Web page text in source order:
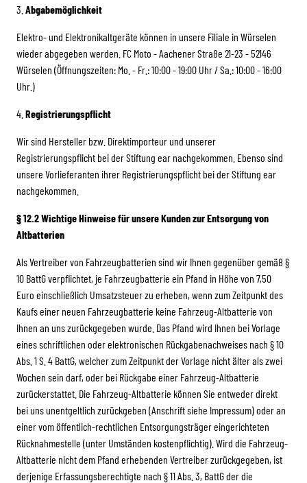
3. Abgabemöglichkeit
Elektro- und Elektronikaltgeräte können in unsere Filiale in Würselen
wieder abgegeben werden. FC Moto - Aachener Straße 21-23 - 52146
Würselen (Öffnungszeiten: Mo. - Fr.: 10:00 - 19:00 Uhr / Sa.: 10:00 - 16:00
Uhr.)
4. Registrierungspflicht
Wir sind Hersteller bzw. Direktimporteur und unserer
Registrierungspflicht bei der Stiftung ear nachgekommen. Ebenso sind
unsere Vorlieferanten ihrer Registrierungspflicht bei der Stiftung ear
nachgekommen.
§ 12.2 Wichtige Hinweise für unsere Kunden zur Entsorgung von
Altbatterien
Als Vertreiber von Fahrzeugbatterien sind wir Ihnen gegenüber gemäß §
10 BattG verpflichtet, je Fahrzeugbatterie ein Pfand in Höhe von 7,50
Euro einschließlich Umsatzsteuer zu erheben, wenn zum Zeitpunkt des
Kaufs einer neuen Fahrzeugbatterie keine Fahrzeug-Altbatterie von
Ihnen an uns zurückgegeben wurde. Das Pfand wird Ihnen bei Vorlage
eines schriftlichen oder elektronischen Rückgabenachweises nach § 10
Abs. 1 S. 4 BattG, welcher zum Zeitpunkt der Vorlage nicht älter als zwei
Wochen sein darf, oder bei Rückgabe einer Fahrzeug-Altbatterie
zurückerstattet. Die Fahrzeug-Altbatterie können Sie entweder direkt
bei uns unentgeltlich zurückgeben (Anschrift siehe Impressum) oder an
einer vom öffentlich-rechtlichen Entsorgungsträger eingerichteten
Rücknahmestelle (unter Umständen kostenpflichtig). Wird die Fahrzeug-
Altbatterie nicht dem Pfand erhebenden Vertreiber zurückgegeben, ist
derjenige Erfassungsberechtigte nach § 11 Abs. 3, BattG der die